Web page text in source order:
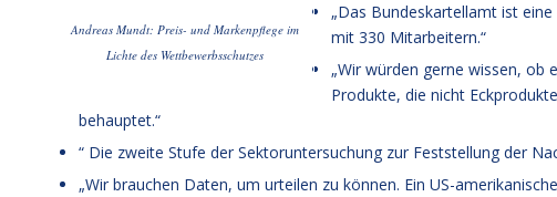
Andreas Mundt: Preis- und Markenpflege im
Lichte des Wettbewerbsschutzes
„Das Bundeskartellamt ist
mit 330 Mitarbeitern.“
„Wir würden gerne wissen, ob
Produkte, die nicht
behauptet.“
“ Die zweite Stufe der Sektoruntersuchung zur Feststellung der
„Wir brauchen Daten, um urteilen zu können. Ein US-